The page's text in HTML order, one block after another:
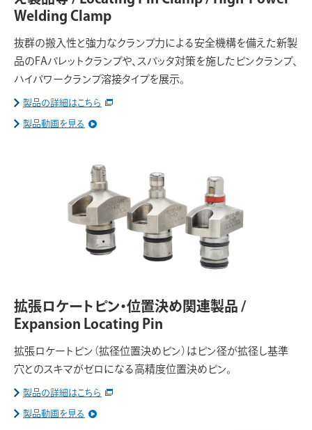
Welding Clamp
抜群の搬入性と強力なクランプ力による安全機構を備えた新製
品のFAパレットクランプや、スパッタ対策を施したピンクランプ、
ハイパワークランプ溶接タイプを展示。
製品の詳細はこちら
製品動画を見る
拡張ロケートピン・位置決め関連製品 /
Expansion Locating Pin
拡張ロケートピン（拡径位置決めピン）はピン径が拡径し基準
穴とのスキマがゼロになる高精度位置決めピン。
製品の詳細はこちら
製品動画を見る